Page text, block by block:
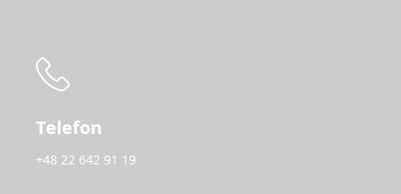
Telefon
+48 22 642 91 19